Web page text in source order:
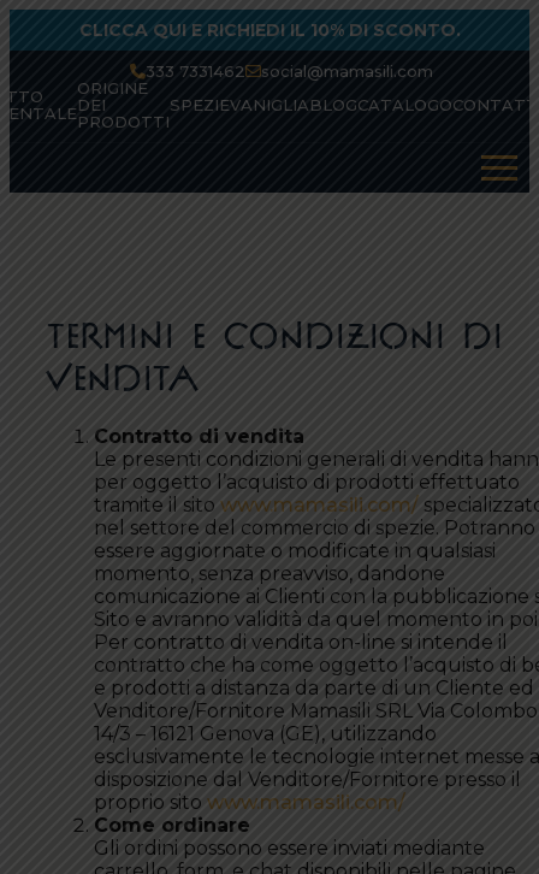
CLICCA QUI E RICHIEDI IL 10% DI SCONTO.
333 7331462
social@mamasili.com
ORIGINE
DEI
PRODOTTI
SPEZIEVANIGLIABLOGCATALOGO
Termini e Condizioni di
Vendita
Contratto di vendita
Le presenti condizioni generali di vendita
per oggetto l’acquisto di prodotti effettuato
tramite il sito www.mamasili.com/
nel settore del commercio di spezie. Potranno
essere aggiornate o modificate in qualsiasi
momento, senza preavviso, dandone
comunicazione ai Clienti con la pubblicazione
Sito e avranno validità da quel momento in
Per contratto di vendita on-line si intende il
contratto che ha come oggetto l’acquisto di
e prodotti a distanza da parte di un Cliente ed
Venditore/Fornitore Mamasili SRL Via Colombo
14/3 – 16121 Genova (GE), utilizzando
esclusivamente le tecnologie internet messe a
disposizione dal Venditore/Fornitore presso il
proprio sito www.mamasili.com/
Come ordinare
Gli ordini possono essere inviati mediante